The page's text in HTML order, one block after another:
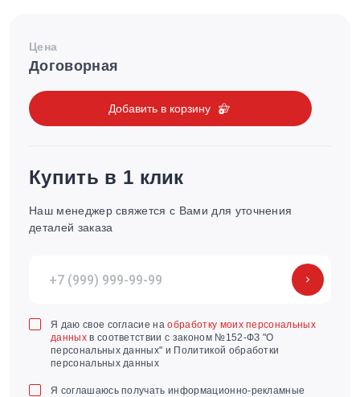
Цена
Договорная
Добавить в корзину
Купить в 1 клик
Наш менеджер свяжется с Вами для уточнения
деталей заказа
Я даю свое согласие наобработку моих персональных
данныхв соответствии с законом №152-ФЗ "О
персональных данных" и Политикой обработки
персональных данных
Я соглашаюсь получать информационно-рекламные